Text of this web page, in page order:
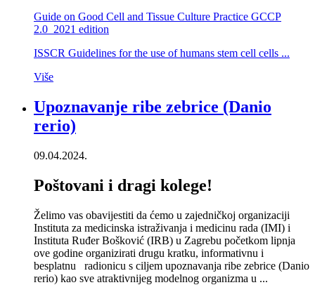
Guide on Good Cell and Tissue Culture Practice GCCP
2.0_2021 edition
ISSCR Guidelines for the use of humans stem cell cells ...
Više
Upoznavanje ribe zebrice (Danio
rerio)
09.04.2024.
Poštovani i dragi kolege!
Želimo vas obavijestiti da ćemo u zajedničkoj organizaciji
Instituta za medicinska istraživanja i medicinu rada (IMI) i
Instituta Ruđer Bošković (IRB) u Zagrebu početkom lipnja
ove godine organizirati drugu kratku, informativnu i
besplatnu radionicu s ciljem upoznavanja ribe zebrice (Danio
rerio) kao sve atraktivnijeg modelnog organizma u ...